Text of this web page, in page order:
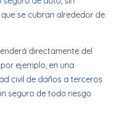
se cubran alrededor de
directamente del
ejemplo, en una
civil de daños a terceros
seguro de todo riesgo